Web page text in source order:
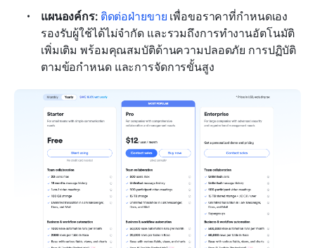
แผนองค์กร: ติดต่อฝ่ายขาย เพื่อขอราคาที่กำหนดเอง
รองรับผู้ใช้ได้ไม่จำกัด และรวมถึงการทำงานอัตโนมัติ
เพิ่มเติม พร้อมคุณสมบัติด้านความปลอดภัย การปฏิบัติ
ตามข้อกำหนด และการจัดการขั้นสูง